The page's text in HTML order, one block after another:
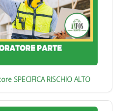
SPECIFICA RISCHIO ALTO